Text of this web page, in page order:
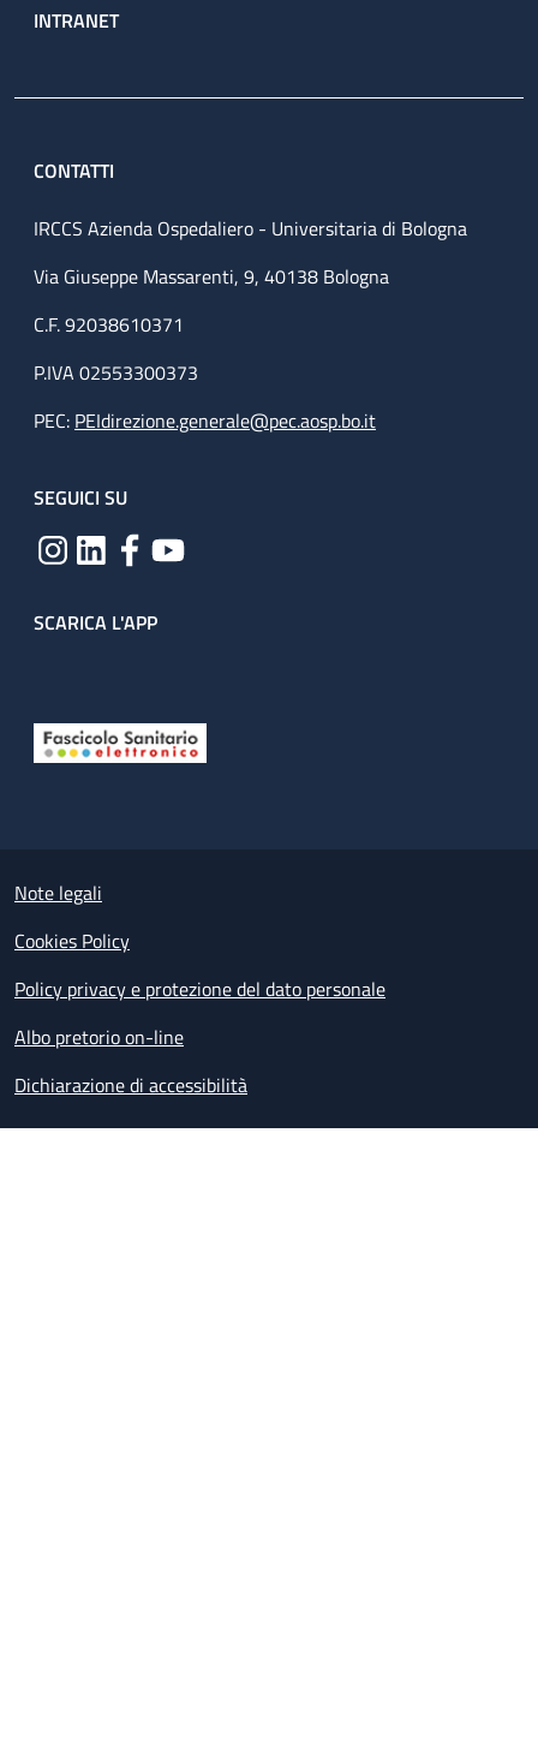
INTRANET
CONTATTI
IRCCS Azienda Ospedaliero - Universitaria di Bologna
Via Giuseppe Massarenti, 9, 40138 Bologna
C.F. 92038610371
P.IVA 02553300373
PEC: PEIdirezione.generale@pec.aosp.bo.it
SEGUICI SU
SCARICA L'APP
Small prints
Note legali
Cookies Policy
Policy privacy e protezione del dato personale
Albo pretorio on-line
Dichiarazione di accessibilità